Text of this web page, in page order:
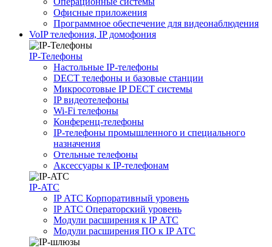
Офисные приложения
Программное обеспечение для видеонаблюдения
VoIP телефония, IP домофония
IP-Телефоны
Настольные IP-телефоны
DECT телефоны и базовые станции
Микросотовые IP DECT системы
IP видеотелефоны
Wi-Fi телефоны
Конференц-телефоны
IP-телефоны промышленного и специального
назначения
Отельные телефоны
Аксессуары к IP-телефонам
IP-ATC
IP АТС Корпоративный уровень
IP АТС Операторский уровень
Модули расширения к IP АТС
Модули расширения ПО к IP АТС